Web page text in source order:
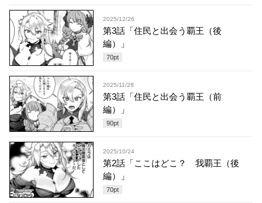
2025/12/26
第3話「住民と出会う覇王（後
編）」
70pt
2025/11/28
第3話「住民と出会う覇王（前
編）」
90pt
2025/10/24
第2話「ここはどこ？ 我覇王（後
編）」
70pt